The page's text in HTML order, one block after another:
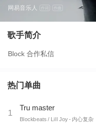
网易音乐人 作词 作曲
歌手简介
Block 合作私信
热门单曲
1
Tru master
Blockbeats / Lill Joy- 内心复杂